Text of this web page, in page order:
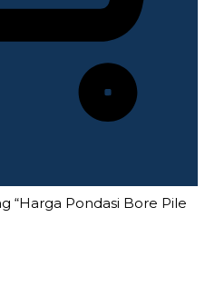
“Harga Pondasi Bore Pile